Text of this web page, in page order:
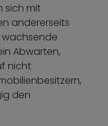
sich mit
andererseits
wachsende
Abwarten,
nicht
den